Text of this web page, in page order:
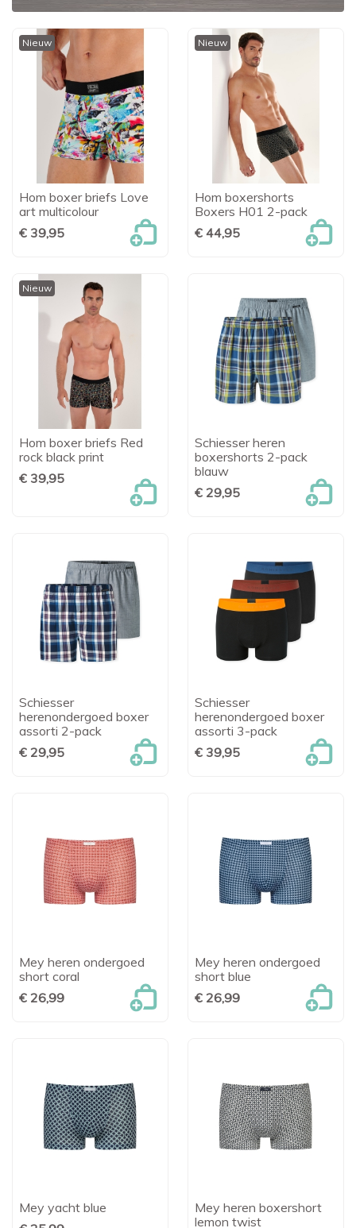
Nieuw
Hom boxer briefs Love
art multicolour
€ 39,95
Nieuw
Hom boxershorts
Boxers H01 2-pack
€ 44,95
Nieuw
Hom boxer briefs Red
rock black print
€ 39,95
Schiesser heren
boxershorts 2-pack
blauw
€ 29,95
Schiesser
herenondergoed boxer
assorti 2-pack
€ 29,95
Schiesser
herenondergoed boxer
assorti 3-pack
€ 39,95
Mey heren ondergoed
short coral
€ 26,99
Mey heren ondergoed
short blue
€ 26,99
Mey yacht blue
Mey heren boxershort
lemon twist